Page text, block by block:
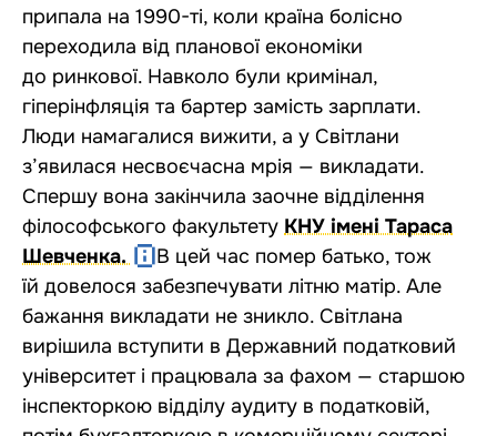
припала на 1990-ті, коли країна болісно
переходила від планової економіки
до ринкової. Навколо були кримінал,
гіперінфляція та бартер замість зарплати.
Люди намагалися вижити, а у Світлани
з’явилася несвоєчасна мрія — викладати.
Спершу вона закінчила заочне відділення
філософського факультету КНУ імені Тараса
Шевченка.
В цей час помер батько, тож
їй довелося забезпечувати літню матір. Але
бажання викладати не зникло. Світлана
вирішила вступити в Державний податковий
університет і працювала за фахом — старшою
інспекторкою відділу аудиту в податковій,